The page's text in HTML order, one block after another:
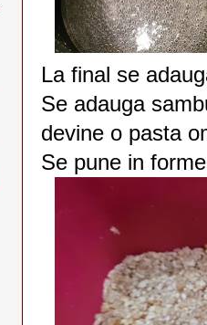
La final se
Se adauga
devine o pasta
Se pune in